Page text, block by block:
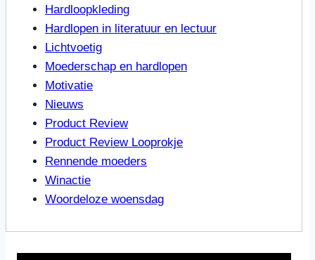
Hardloopkleding
Hardlopen in literatuur en lectuur
Lichtvoetig
Moederschap en hardlopen
Motivatie
Nieuws
Product Review
Product Review Looprokje
Rennende moeders
Winactie
Woordeloze woensdag